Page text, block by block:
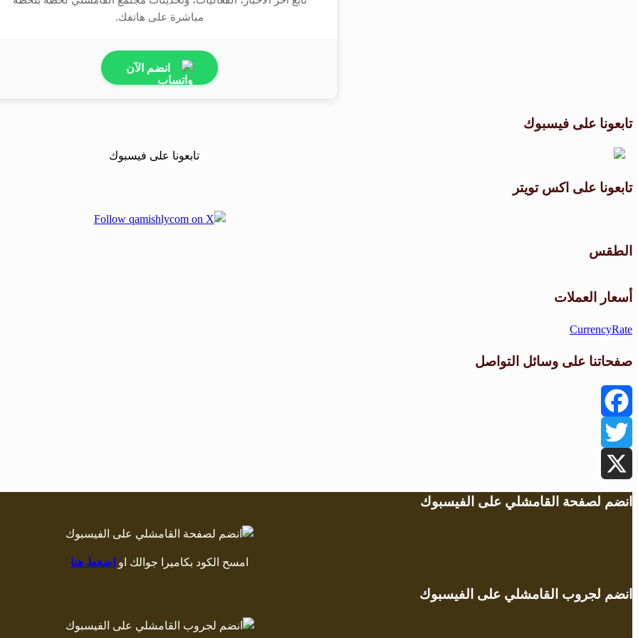
مباشرة على هاتفك.
انضم الآن
تابعونا على فيسبوك
تابعونا على اكس تويتر
الطقس
أسعار العملات
CurrencyRate
صفحاتنا على وسائل التواصل
Facebook
Twitter
X
انضم لصفحة القامشلي على الفيسبوك
امسح الكود بكاميرا جوالك او اضغط هنا
انضم لجروب القامشلي على الفيسبوك